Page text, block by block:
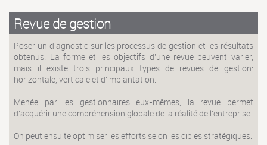
Revue de gestion
Poser un diagnostic sur les processus de gestion et les résultats
obtenus. La forme et les objectifs d'une revue peuvent varier,
mais il existe trois principaux types de revues de gestion:
horizontale, verticale et d'implantation.
Menée par les gestionnaires eux-mêmes, la revue permet
d'acquérir une compréhension globale de la réalité de l'entreprise.
On peut ensuite optimiser les efforts selon les cibles stratégiques.